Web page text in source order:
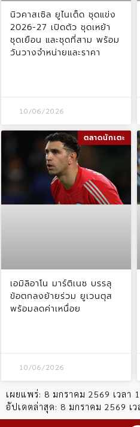
นิวคาสเซิล ยูไนเต็ด ชุดแข่ง
2026-27 เปิดตัว ชุดเหย้า
ชุดเยือน และชุดที่สาม พร้อม
วันวางจำหน่ายและราคา
10/06/2026
ตลาดนักเตะ
เอมิลิอาโน มาร์ติเนซ บรรลุ
ข้อตกลงย้ายร่วม ยูเวนตุส
พร้อมลดค่าเหนื่อย
10/06/2026
เผยแพร่: 8 มกราคม 2569 เวลา
อัปเดตล่าสุด: 8 มกราคม 2569 เ